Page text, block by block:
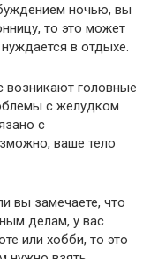
ночью, вы
то это может
в отдыхе.
возникают головные
с желудком
с
ваше тело
вы замечаете, что
делам, у вас
или хобби, то это